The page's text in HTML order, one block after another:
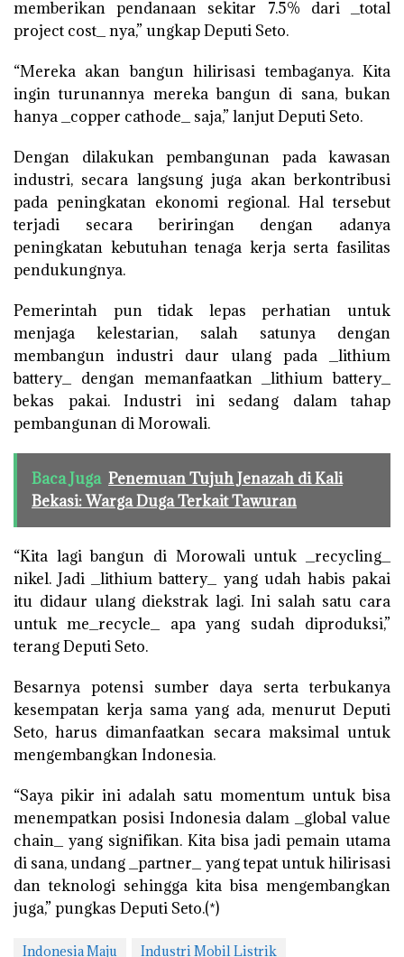
memberikan pendanaan sekitar 7.5% dari _total
project cost_ nya,” ungkap Deputi Seto.
“Mereka akan bangun hilirisasi tembaganya. Kita
ingin turunannya mereka bangun di sana, bukan
hanya _copper cathode_ saja,” lanjut Deputi Seto.
Dengan dilakukan pembangunan pada kawasan
industri, secara langsung juga akan berkontribusi
pada peningkatan ekonomi regional. Hal tersebut
terjadi secara beriringan dengan adanya
peningkatan kebutuhan tenaga kerja serta fasilitas
pendukungnya.
Pemerintah pun tidak lepas perhatian untuk
menjaga kelestarian, salah satunya dengan
membangun industri daur ulang pada _lithium
battery_ dengan memanfaatkan _lithium battery_
bekas pakai. Industri ini sedang dalam tahap
pembangunan di Morowali.
Baca Juga Penemuan Tujuh Jenazah di Kali
Bekasi: Warga Duga Terkait Tawuran
“Kita lagi bangun di Morowali untuk _recycling_
nikel. Jadi _lithium battery_ yang udah habis pakai
itu didaur ulang diekstrak lagi. Ini salah satu cara
untuk me_recycle_ apa yang sudah diproduksi,”
terang Deputi Seto.
Besarnya potensi sumber daya serta terbukanya
kesempatan kerja sama yang ada, menurut Deputi
Seto, harus dimanfaatkan secara maksimal untuk
mengembangkan Indonesia.
“Saya pikir ini adalah satu momentum untuk bisa
menempatkan posisi Indonesia dalam _global value
chain_ yang signifikan. Kita bisa jadi pemain utama
di sana, undang _partner_ yang tepat untuk hilirisasi
dan teknologi sehingga kita bisa mengembangkan
juga,” pungkas Deputi Seto.(*)
Indonesia Maju
Industri Mobil Listrik